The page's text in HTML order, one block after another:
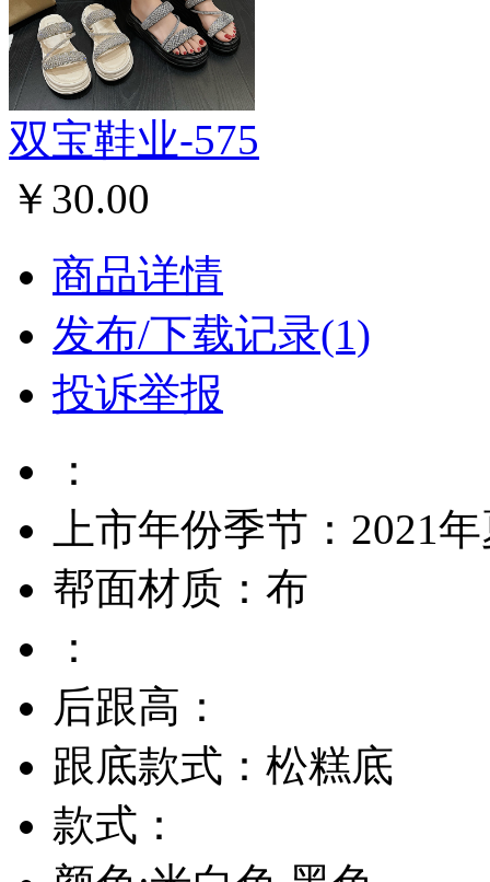
双宝鞋业-575
￥30.00
商品详情
发布/下载记录(1)
投诉举报
：
上市年份季节：2021
帮面材质：布
：
后跟高：
跟底款式：松糕底
款式：